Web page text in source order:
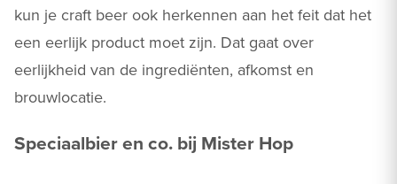
kun je craft beer ook herkennen aan het feit dat het
een eerlijk product moet zijn. Dat gaat over
eerlijkheid van de ingrediënten, afkomst en
brouwlocatie.
Speciaalbier en co. bij Mister Hop